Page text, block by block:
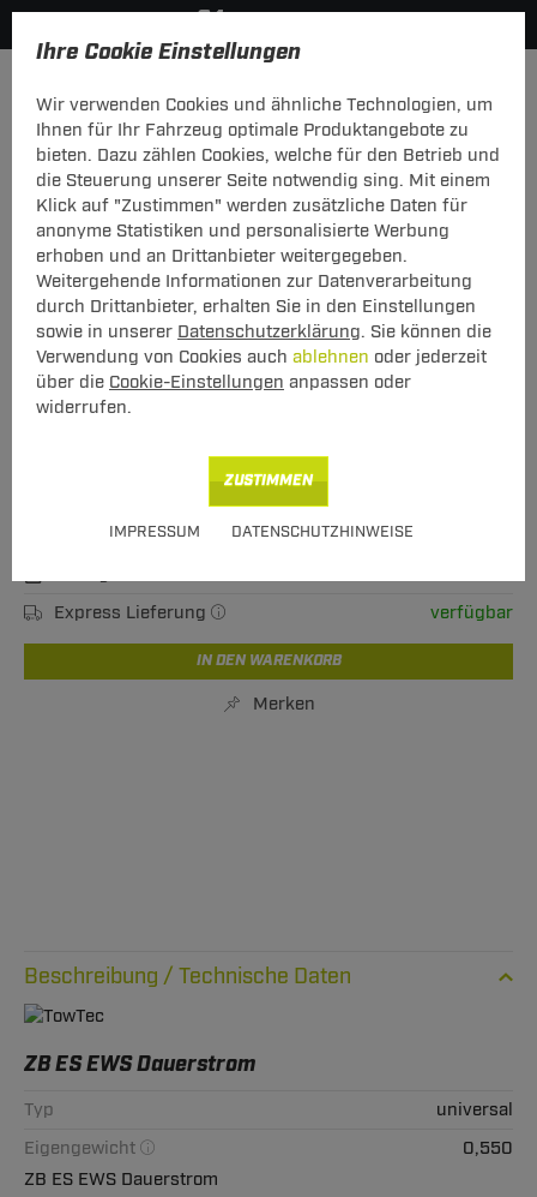
Ihre Cookie Einstellungen
Wir verwenden Cookies und ähnliche Technologien, um
Ihnen für Ihr Fahrzeug optimale Produktangebote zu
bieten. Dazu zählen Cookies, welche für den Betrieb und
die Steuerung unserer Seite notwendig sing. Mit einem
Klick auf "Zustimmen" werden zusätzliche Daten für
anonyme Statistiken und personalisierte Werbung
erhoben und an Drittanbieter weitergegeben.
Weitergehende Informationen zur Datenverarbeitung
durch Drittanbieter, erhalten Sie in den Einstellungen
sowie in unserer Datenschutzerklärung. Sie können die
Verwendung von Cookies auch ablehnen oder jederzeit
über die Cookie-Einstellungen anpassen oder
widerrufen.
IMPRESSUM DATENSCHUTZHINWEISE
ZUSTIMMEN
vorheriger Artikel nächster Artikel
ZB ES EWS Dauerstrom
ZB ES EWS Dauerstrom
Art.-Nr.
T24ZT069-1
UVP**
Sie sparen
15,00 € (47%)
Express Lieferung
verfügbar
IN DEN WARENKORB
Merken
Technische Daten
ZB ES EWS Dauerstrom
Typ
universal
Eigengewicht
0,550
ZB ES EWS Dauerstrom